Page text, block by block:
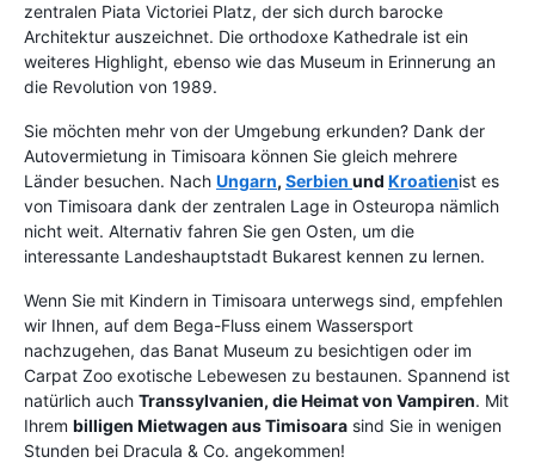
zentralen Piata Victoriei Platz, der sich durch barocke
Architektur auszeichnet. Die orthodoxe Kathedrale ist ein
weiteres Highlight, ebenso wie das Museum in Erinnerung an
die Revolution von 1989.
Sie möchten mehr von der Umgebung erkunden? Dank der
Autovermietung in Timisoara können Sie gleich mehrere
Länder besuchen. Nach Ungarn, Serbien und Kroatienist es
von Timisoara dank der zentralen Lage in Osteuropa nämlich
nicht weit. Alternativ fahren Sie gen Osten, um die
interessante Landeshauptstadt Bukarest kennen zu lernen.
Wenn Sie mit Kindern in Timisoara unterwegs sind, empfehlen
wir Ihnen, auf dem Bega-Fluss einem Wassersport
nachzugehen, das Banat Museum zu besichtigen oder im
Carpat Zoo exotische Lebewesen zu bestaunen. Spannend ist
natürlich auch Transsylvanien, die Heimat von Vampiren. Mit
Ihrem billigen Mietwagen aus Timisoara sind Sie in wenigen
Stunden bei Dracula & Co. angekommen!